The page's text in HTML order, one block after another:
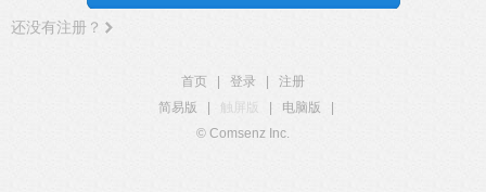
还没有注册？
首页 登录
注册
简易版
触屏版 电脑版
© Comsenz Inc.